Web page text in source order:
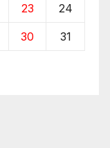
23 24
30 31